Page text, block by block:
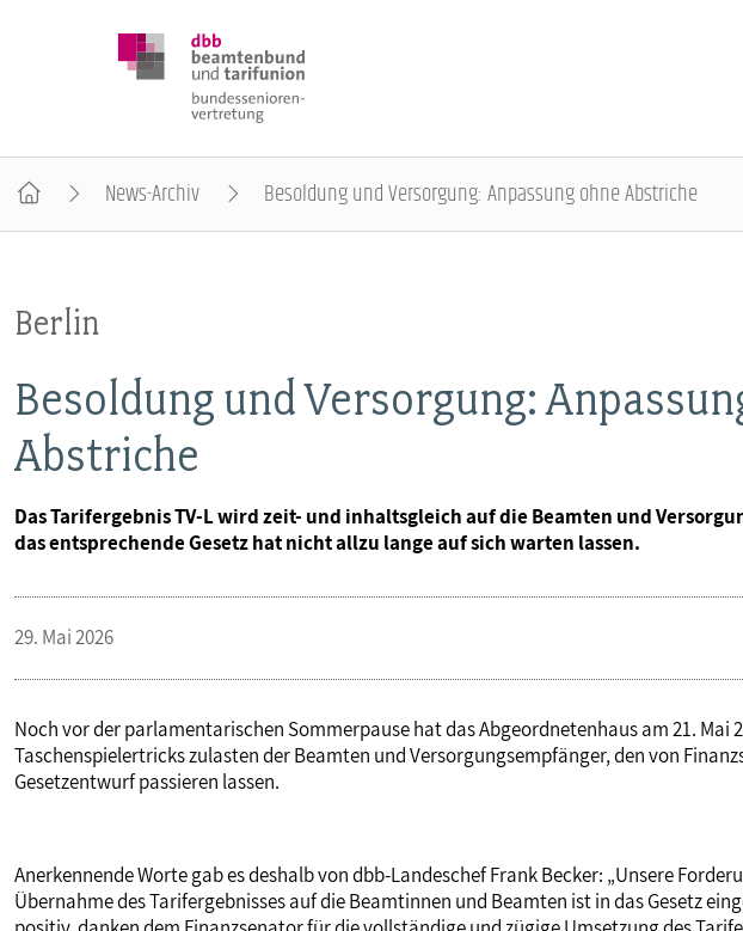
Kontakt
POSITIONEN
VERANSTALTUNGEN
PUBLIKATIONEN
News-Archiv Besoldung und Versorgung: Anpassung ohne Abstriche
Berlin
Besoldung und Versorgung:
Abstriche
Das Tarifergebnis TV-L wird zeit- und inhaltsgleich auf die Beamten und
das entsprechende Gesetz hat nicht allzu lange auf sich warten lassen.
29. Mai 2026
Noch vor der parlamentarischen Sommerpause hat das Abgeordnetenhaus am 21. Mai
Taschenspielertricks zulasten der Beamten und Versorgungsempfänger, den von
Gesetzentwurf passieren lassen.
Anerkennende Worte gab es deshalb von dbb-Landeschef Frank Becker: „Unsere
Übernahme des Tarifergebnisses auf die Beamtinnen und Beamten ist in das Gesetz